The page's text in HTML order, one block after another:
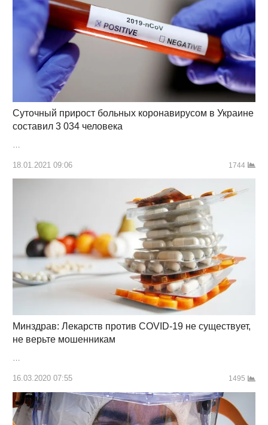
Суточный прирост больных коронавирусом в Украине
составил 3 034 человека
18.01.2021 09:06 1744
Минздрав: Лекарств против COVID-19 не существует,
не верьте мошенникам
16.03.2020 07:55 1495